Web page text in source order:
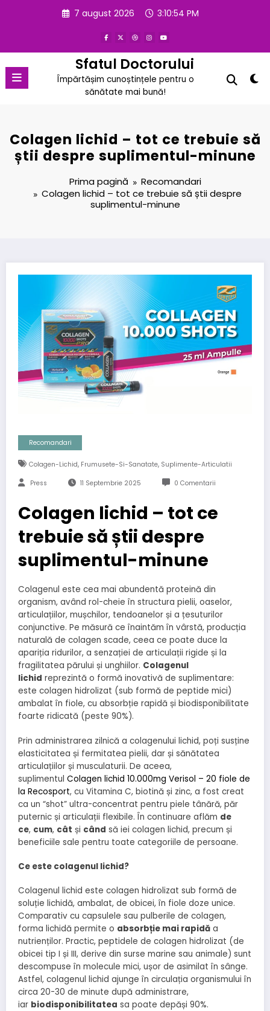
7 august 2026 3:10:55 PM
Sfatul Doctorului
Împărtășim cunoștințele pentru o
sănătate mai bună!
Colagen lichid – tot ce trebuie să
știi despre suplimentul-minune
Prima pagină
Recomandari
Colagen lichid – tot ce trebuie să știi despre
suplimentul-minune
Recomandari
Colagen-Lichid, Frumusete-Si-Sanatate, Suplimente-Articulatii
Press 11 Septembrie 2025 0 Comentarii
Colagen lichid – tot ce
trebuie să știi despre
suplimentul-minune
Colagenul este cea mai abundentă proteină din
organism, având rol-cheie în structura pielii, oaselor,
articulațiilor, mușchilor, tendoanelor și a țesuturilor
conjunctive. Pe măsură ce înaintăm în vârstă, producția
naturală de colagen scade, ceea ce poate duce la
apariția ridurilor, a senzației de articulații rigide și la
fragilitatea părului și unghiilor. Colagenul
lichid reprezintă o formă inovativă de suplimentare:
este colagen hidrolizat (sub formă de peptide mici)
ambalat în fiole, cu absorbție rapidă și biodisponibilitate
foarte ridicată (peste 90%).
Prin administrarea zilnică a colagenului lichid, poți susține
elasticitatea și fermitatea pielii, dar și sănătatea
articulațiilor și musculaturii. De aceea,
suplimentul Colagen lichid 10.000mg Verisol – 20 fiole de
la Recosport, cu Vitamina C, biotină și zinc, a fost creat
ca un “shot” ultra-concentrat pentru piele tânără, păr
puternic și articulații flexibile. În continuare aflăm de
ce, cum, cât și când să iei colagen lichid, precum și
beneficiile sale pentru toate categoriile de persoane.
Ce este colagenul lichid?
Colagenul lichid este colagen hidrolizat sub formă de
soluție lichidă, ambalat, de obicei, în fiole doze unice.
Comparativ cu capsulele sau pulberile de colagen,
forma lichidă permite o absorbție mai rapidă a
nutrienților. Practic, peptidele de colagen hidrolizat (de
obicei tip I și III, derive din surse marine sau animale) sunt
descompuse în molecule mici, ușor de asimilat în sânge.
Astfel, colagenul lichid ajunge în circulația organismului în
circa 20-30 de minute după administrare,
iar biodisponibilitatea sa poate depăși 90%.